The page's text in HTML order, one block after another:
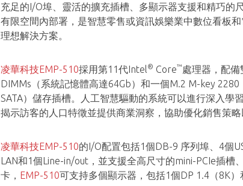
充足的I/O埠、靈活的擴充插槽、多顯示器支援和精巧的
有限空間內部署，是智慧零售或資訊娛樂業中數位看板
理想解決方案。
凌華科技EMP-510採用第11代Intel® Core™ 處理器，配備
DIMMs（系統記憶體高達64Gb）和一個M.2 M-key 2280
SATA）儲存插槽。人工智慧驅動的系統可以進行深入學
揭示訪客的人口特徵並提供商業洞察，協助優化銷售策略
凌華科技EMP-510的I/O配置包括1個DB-9 序列埠、4個
LAN和1個Line-in/out，並支援全高尺寸的mini-PCIe插
卡， EMP-510可支持多個顯示器，包括1個DP 1.4（8K